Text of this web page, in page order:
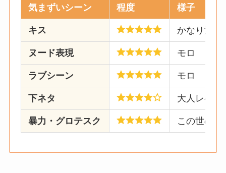
気まずいシーン 程度 様子
キス かなり濃厚
ヌード表現 モロ
ラブシーン モロ
下ネタ 大人レベル
暴力・グロテスク この世のも